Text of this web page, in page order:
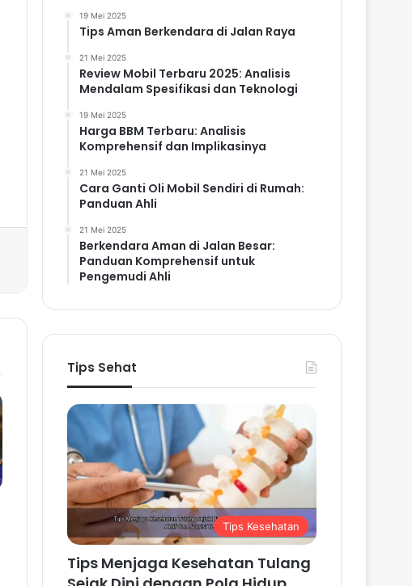
19 Mei 2025
Tips Aman Berkendara di Jalan Raya
21 Mei 2025
Review Mobil Terbaru 2025: Analisis
Mendalam Spesifikasi dan Teknologi
19 Mei 2025
Harga BBM Terbaru: Analisis
Komprehensif dan Implikasinya
21 Mei 2025
Cara Ganti Oli Mobil Sendiri di Rumah:
Panduan Ahli
21 Mei 2025
Berkendara Aman di Jalan Besar:
Panduan Komprehensif untuk
Pengemudi Ahli
Tips Sehat
Tips Kesehatan
Tips Menjaga Kesehatan Tulang